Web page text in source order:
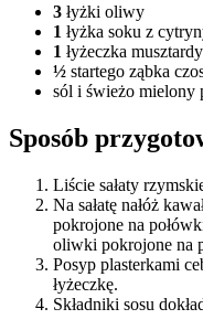
3 łyżki oliwy
1 łyżka soku z
1 łyżeczka
½ startego ząbka
sól i świeżo mielony
Sposób
Liście sałaty
Na sałatę nałóż
pokrojone na
oliwki pokrojone na
Posyp plasterkami
łyżeczkę.
Składniki sosu